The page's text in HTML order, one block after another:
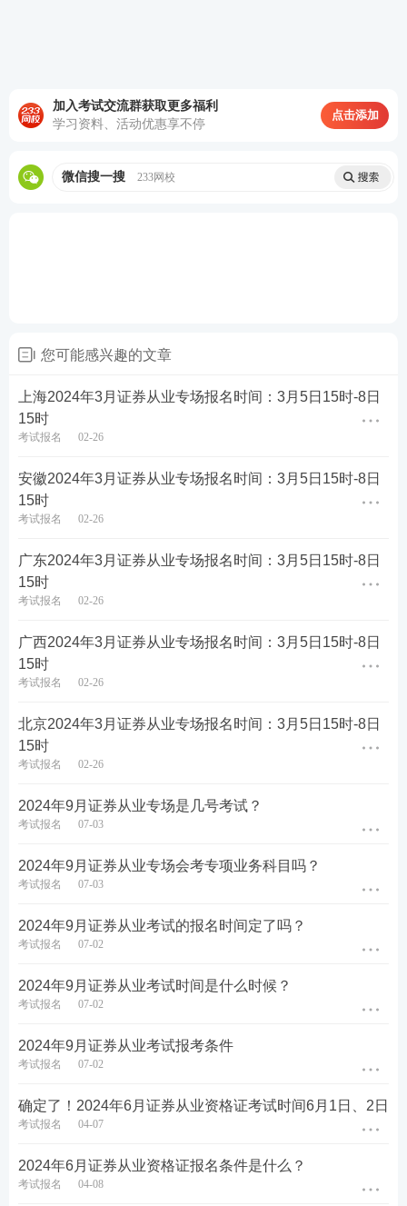
第三步：阅读承诺书，勾选“我已阅读并承诺”，进行
第四步：填写报名信息，确保信息真实有效，保存进
入下一步。
无需上传，沿用原来的照片即可。
加入考试交流群获取更多福利
学习资料、活动优惠享不停
点击添加
微信搜一搜 233网校
您可能感兴趣的文章
上海2024年3月证券从业专场报名时间：3月5日15时-8日
15时
考试报名 02-26
安徽2024年3月证券从业专场报名时间：3月5日15时-8日
15时
考试报名 02-26
广东2024年3月证券从业专场报名时间：3月5日15时-8日
15时
考试报名 02-26
广西2024年3月证券从业专场报名时间：3月5日15时-8日
15时
考试报名 02-26
北京2024年3月证券从业专场报名时间：3月5日15时-8日
15时
考试报名 02-26
2024年9月证券从业专场是几号考试？
考试报名 07-03
2024年9月证券从业专场会考专项业务科目吗？
考试报名 07-03
2024年9月证券从业考试的报名时间定了吗？
考试报名 07-02
2024年9月证券从业考试时间是什么时候？
考试报名 07-02
2024年9月证券从业考试报考条件
考试报名 07-02
确定了！2024年6月证券从业资格证考试时间6月1日、2日
考试报名 04-07
2024年6月证券从业资格证报名条件是什么？
考试报名 04-08